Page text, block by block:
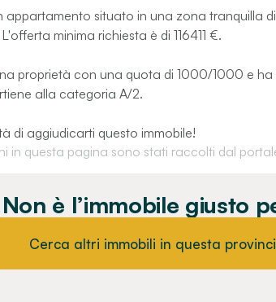
appartamento situato in una zona tranquilla
minima richiesta è di 116411 €.
proprietà con una quota di 1000/1000 e
alla categoria A/2.
di aggiudicarti questo immobile!
in questa pagina sono stati raccolti dal
Non è l’immobile giusto
Cerca altri immobili in questa